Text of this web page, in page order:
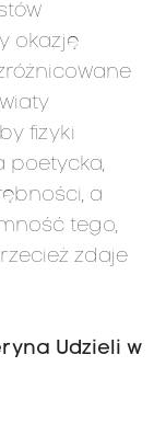
okazję
fizyki
poetycka,
a
tego,
zdaje
Udzieli w